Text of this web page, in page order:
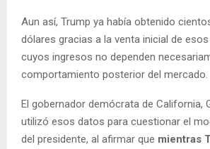
Aun así, Trump ya había obtenido
dólares gracias a la venta inicial de
cuyos ingresos no dependen
comportamiento posterior del mercado.
El gobernador demócrata de California,
utilizó esos datos para cuestionar el
del presidente, al afirmar que mientras